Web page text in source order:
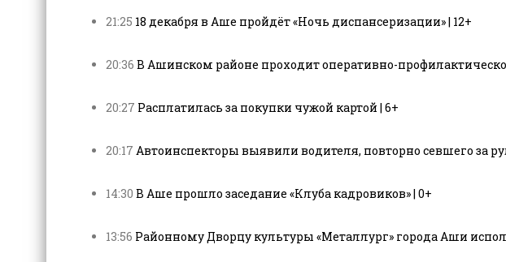
21:25 18 декабря в Аше пройдёт «Ночь диспансеризации» | 12+
20:36 В Ашинском районе проходит оперативно-
20:27 Расплатилась за покупки чужой картой | 6+
20:17 Автоинспекторы выявили водителя, повторно севшего за
14:30 В Аше прошло заседание «Клуба кадровиков» | 0+
13:56 Районному Дворцу культуры «Металлург» города Аши